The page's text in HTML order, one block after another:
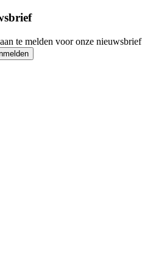
te melden voor onze nieuwsbrief